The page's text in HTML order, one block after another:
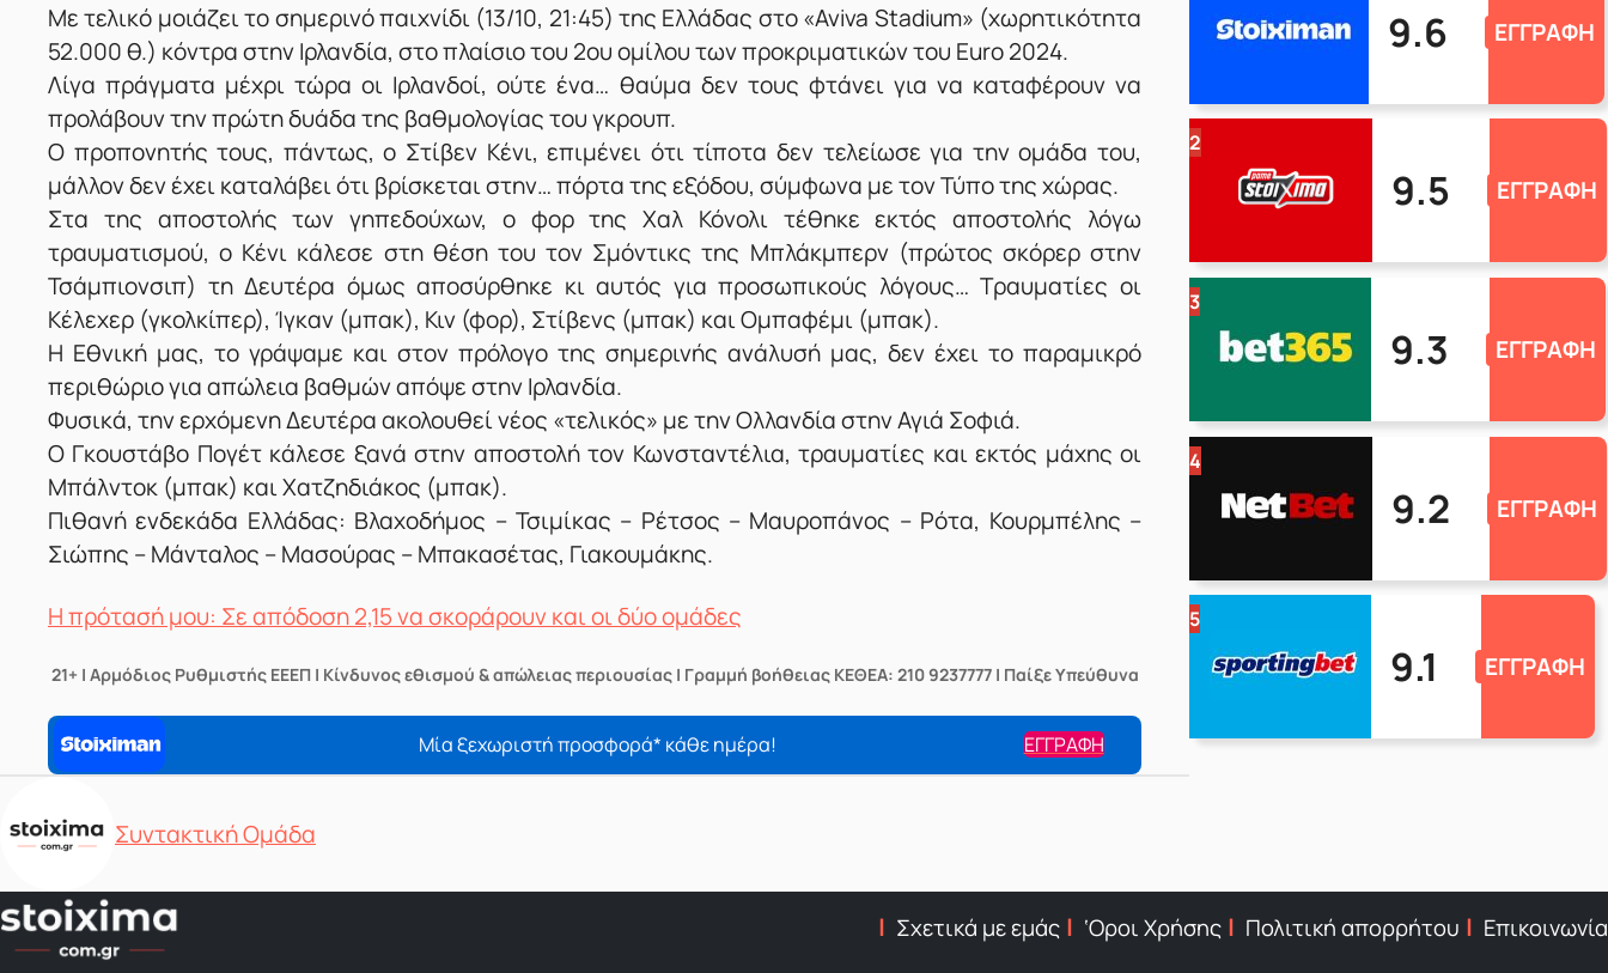
9.6 ΕΓΓΡΑΦΗ
2
9.5 ΕΓΓΡΑΦΗ
3
9.3 ΕΓΓΡΑΦΗ
4
9.2 ΕΓΓΡΑΦΗ
5
9.1 ΕΓΓΡΑΦΗ
Με τελικό μοιάζει το σημερινό παιχνίδι (13/10, 21:45) της Ελλάδας στο «Aviva Stadium» (χωρητικότητα
52.000 θ.) κόντρα στην Ιρλανδία, στο πλαίσιο του 2ου ομίλου των προκριματικών του Euro 2024.
Λίγα πράγματα μέχρι τώρα οι Ιρλανδοί, ούτε ένα… θαύμα δεν τους φτάνει για να καταφέρουν να
προλάβουν την πρώτη δυάδα της βαθμολογίας του γκρουπ.
Ο προπονητής τους, πάντως, ο Στίβεν Κένι, επιμένει ότι τίποτα δεν τελείωσε για την ομάδα του,
μάλλον δεν έχει καταλάβει ότι βρίσκεται στην… πόρτα της εξόδου, σύμφωνα με τον Τύπο της χώρας.
Στα της αποστολής των γηπεδούχων, ο φορ της Χαλ Κόνολι τέθηκε εκτός αποστολής λόγω
τραυματισμού, ο Κένι κάλεσε στη θέση του τον Σμόντικς της Μπλάκμπερν (πρώτος σκόρερ στην
Τσάμπιονσιπ) τη Δευτέρα όμως αποσύρθηκε κι αυτός για προσωπικούς λόγους… Tραυματίες οι
Κέλεχερ (γκολκίπερ), Ίγκαν (μπακ), Κιν (φορ), Στίβενς (μπακ) και Ομπαφέμι (μπακ).
Η Εθνική μας, το γράψαμε και στον πρόλογο της σημερινής ανάλυσή μας, δεν έχει το παραμικρό
περιθώριο για απώλεια βαθμών απόψε στην Ιρλανδία.
Φυσικά, την ερχόμενη Δευτέρα ακολουθεί νέος «τελικός» με την Ολλανδία στην Αγιά Σοφιά.
Ο Γκουστάβο Πογέτ κάλεσε ξανά στην αποστολή τον Κωνσταντέλια, τραυματίες και εκτός μάχης οι
Μπάλντοκ (μπακ) και Χατζηδιάκος (μπακ).
Πιθανή ενδεκάδα Ελλάδας: Βλαχοδήμος – Τσιμίκας – Ρέτσος – Μαυροπάνος – Ρότα, Κουρμπέλης –
Σιώπης – Μάνταλος – Μασούρας – Μπακασέτας, Γιακουμάκης.
Η πρότασή μου: Σε απόδοση 2,15 να σκοράρουν και οι δύο ομάδες
21+ | Αρμόδιος Ρυθμιστής ΕΕΕΠ | Κίνδυνος εθισμού & απώλειας περιουσίας | Γραμμή βοήθειας ΚΕΘΕΑ: 210 9237777 | Παίξε Υπεύθυνα
Μία ξεχωριστή προσφορά* κάθε ημέρα! ΕΓΓΡΑΦΗ
Δημοσιεύτηκε από
Συντακτική Ομάδα
Σχετικά με εμάς ‘Οροι Χρήσης Πολιτική απορρήτου Επικοινωνία